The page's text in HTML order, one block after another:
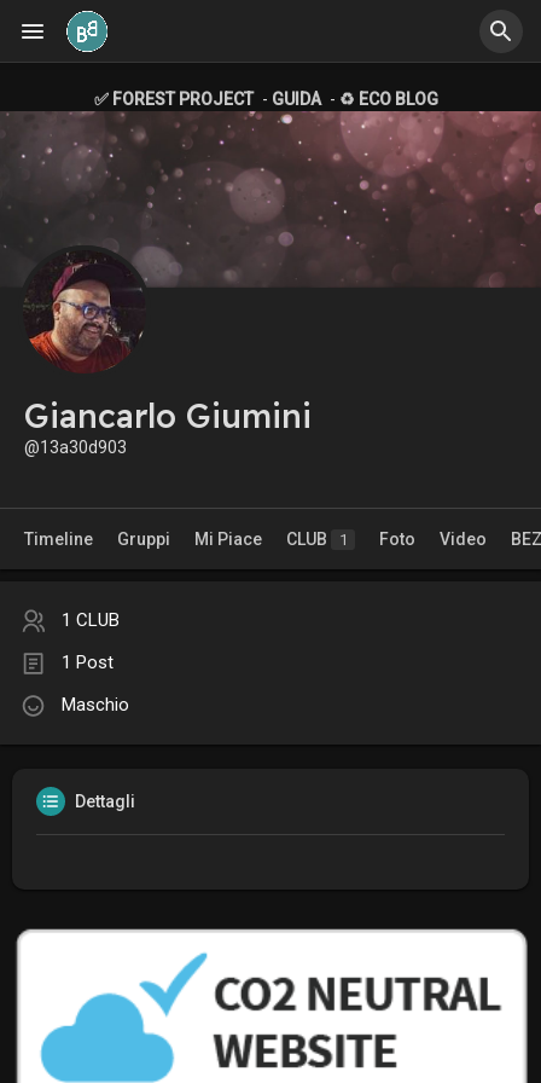
✅ FOREST PROJECT - GUIDA - ♻️ ECO BLOG
Giancarlo Giumini
@13a30d903
Timeline Gruppi Mi Piace CLUB 1 Foto Video BEZ
1 CLUB
1 Post
Maschio
Dettagli